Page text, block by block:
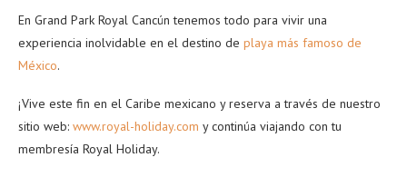
En Grand Park Royal Cancún tenemos todo para vivir una
experiencia inolvidable en el destino de playa más famoso de
México.
¡Vive este fin en el Caribe mexicano y reserva a través de nuestro
sitio web: www.royal-holiday.com y continúa viajando con tu
membresía Royal Holiday.